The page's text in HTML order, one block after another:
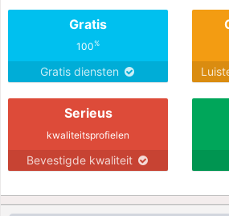
Gratis
100%
Gratis diensten
Serieus
kwaliteitsprofielen
Bevestigde kwaliteit